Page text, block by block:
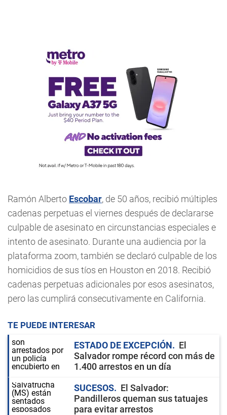
Ramón Alberto Escobar, de 50 años, recibió múltiples
cadenas perpetuas el viernes después de declararse
culpable de asesinato en circunstancias especiales e
intento de asesinato. Durante una audiencia por la
plataforma zoom, también se declaró culpable de los
homicidios de sus tíos en Houston en 2018. Recibió
cadenas perpetuas adicionales por esos asesinatos,
pero las cumplirá consecutivamente en California.
TE PUEDE INTERESAR
ESTADO DE EXCEPCIÓN
El
Salvador rompe récord con más de
1.400 arrestos en un día
SUCESOS
El Salvador:
Pandilleros queman sus tatuajes
para evitar arrestos